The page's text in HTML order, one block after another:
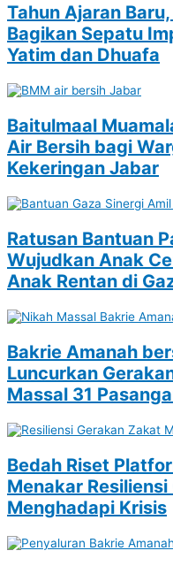
Tahun Ajaran
Bagikan Sepatu
Yatim dan Dhuafa
Baitulmaal
Air Bersih bagi
Kekeringan Jabar
Ratusan Bantuan
Wujudkan Anak
Anak Rentan di
Bakrie Amanah
Luncurkan
Massal 31
Bedah Riset
Menakar
Menghadapi Krisis